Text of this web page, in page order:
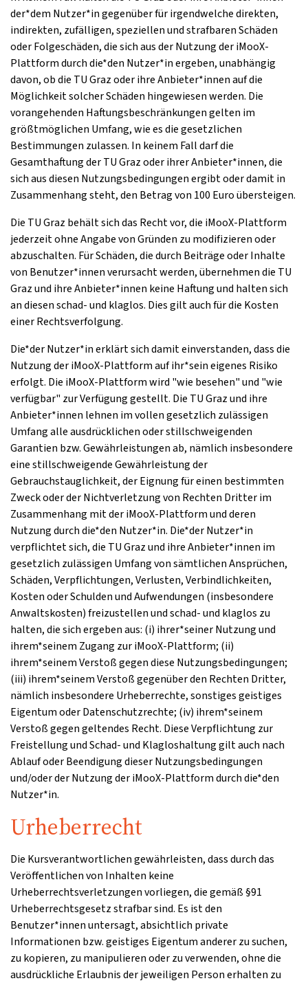
der*dem Nutzer*in gegenüber für irgendwelche direkten,
indirekten, zufälligen, speziellen und strafbaren Schäden
oder Folgeschäden, die sich aus der Nutzung der iMooX-
Plattform durch die*den Nutzer*in ergeben, unabhängig
davon, ob die TU Graz oder ihre Anbieter*innen auf die
Möglichkeit solcher Schäden hingewiesen werden. Die
vorangehenden Haftungsbeschränkungen gelten im
größtmöglichen Umfang, wie es die gesetzlichen
Bestimmungen zulassen. In keinem Fall darf die
Gesamthaftung der TU Graz oder ihrer Anbieter*innen, die
sich aus diesen Nutzungsbedingungen ergibt oder damit in
Zusammenhang steht, den Betrag von 100 Euro übersteigen.
Die TU Graz behält sich das Recht vor, die iMooX-Plattform
jederzeit ohne Angabe von Gründen zu modifizieren oder
abzuschalten. Für Schäden, die durch Beiträge oder Inhalte
von Benutzer*innen verursacht werden, übernehmen die TU
Graz und ihre Anbieter*innen keine Haftung und halten sich
an diesen schad- und klaglos. Dies gilt auch für die Kosten
einer Rechtsverfolgung.
Die*der Nutzer*in erklärt sich damit einverstanden, dass die
Nutzung der iMooX-Plattform auf ihr*sein eigenes Risiko
erfolgt. Die iMooX-Plattform wird "wie besehen" und "wie
verfügbar" zur Verfügung gestellt. Die TU Graz und ihre
Anbieter*innen lehnen im vollen gesetzlich zulässigen
Umfang alle ausdrücklichen oder stillschweigenden
Garantien bzw. Gewährleistungen ab, nämlich insbesondere
eine stillschweigende Gewährleistung der
Gebrauchstauglichkeit, der Eignung für einen bestimmten
Zweck oder der Nichtverletzung von Rechten Dritter im
Zusammenhang mit der iMooX-Plattform und deren
Nutzung durch die*den Nutzer*in. Die*der Nutzer*in
verpflichtet sich, die TU Graz und ihre Anbieter*innen im
gesetzlich zulässigen Umfang von sämtlichen Ansprüchen,
Schäden, Verpflichtungen, Verlusten, Verbindlichkeiten,
Kosten oder Schulden und Aufwendungen (insbesondere
Anwaltskosten) freizustellen und schad- und klaglos zu
halten, die sich ergeben aus: (i) ihrer*seiner Nutzung und
ihrem*seinem Zugang zur iMooX-Plattform; (ii)
ihrem*seinem Verstoß gegen diese Nutzungsbedingungen;
(iii) ihrem*seinem Verstoß gegenüber den Rechten Dritter,
nämlich insbesondere Urheberrechte, sonstiges geistiges
Eigentum oder Datenschutzrechte; (iv) ihrem*seinem
Verstoß gegen geltendes Recht. Diese Verpflichtung zur
Freistellung und Schad- und Klagloshaltung gilt auch nach
Ablauf oder Beendigung dieser Nutzungsbedingungen
und/oder der Nutzung der iMooX-Plattform durch die*den
Nutzer*in.
Urheberrecht
Die Kursverantwortlichen gewährleisten, dass durch das
Veröffentlichen von Inhalten keine
Urheberrechtsverletzungen vorliegen, die gemäß §91
Urheberrechtsgesetz strafbar sind. Es ist den
Benutzer*innen untersagt, absichtlich private
Informationen bzw. geistiges Eigentum anderer zu suchen,
zu kopieren, zu manipulieren oder zu verwenden, ohne die
ausdrückliche Erlaubnis der jeweiligen Person erhalten zu